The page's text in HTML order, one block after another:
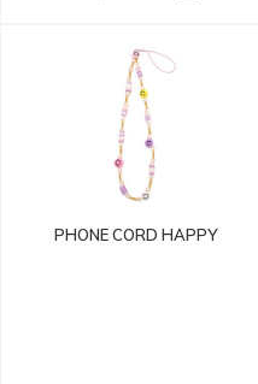
PHONE CORD HAPPY